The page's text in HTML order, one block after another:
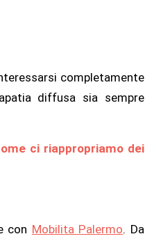
completamente
diffusa sia sempre
ci riappropriamo dei
con Mobilita Palermo. Da